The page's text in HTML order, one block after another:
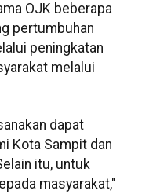
OJK beberapa
pertumbuhan
peningkatan
melalui
dapat
Kota Sampit dan
itu, untuk
masyarakat,"